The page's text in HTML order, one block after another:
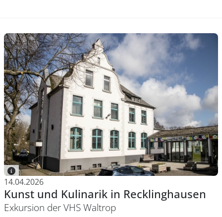
14.04.2026
Kunst und Kulinarik in Recklinghausen
Exkursion der VHS Waltrop